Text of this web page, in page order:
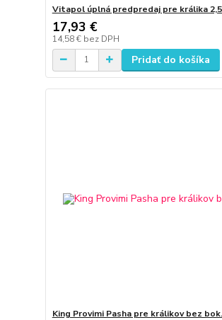
Vitapol úplná predpredaj pre králika
17,93 €
14,58 € bez DPH
Pridať do košíka
King Provimi Pasha pre králikov bez bok.